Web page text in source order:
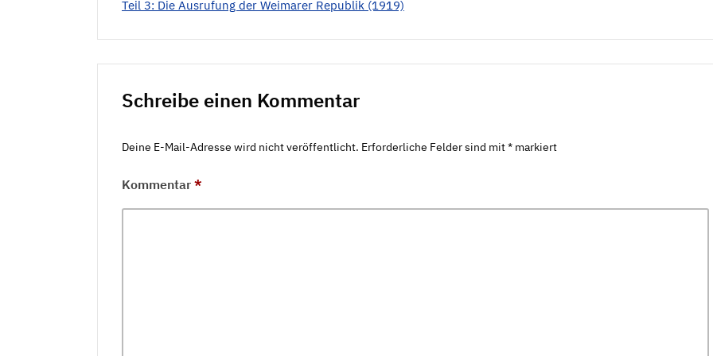
Teil 3: Die Ausrufung der Weimarer Republik (1919)
Schreibe einen Kommentar
Deine E-Mail-Adresse wird nicht veröffentlicht. Erforderliche Felder sind mit* markiert
Kommentar *